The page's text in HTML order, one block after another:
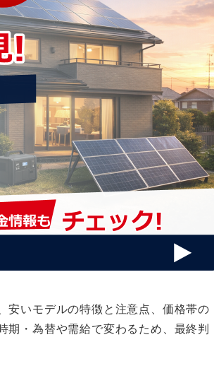
安いモデルの特徴と注意点、価格帯の
期・為替や需給で変わるため、最終判